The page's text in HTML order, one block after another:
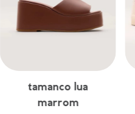
tamanco lua
marrom